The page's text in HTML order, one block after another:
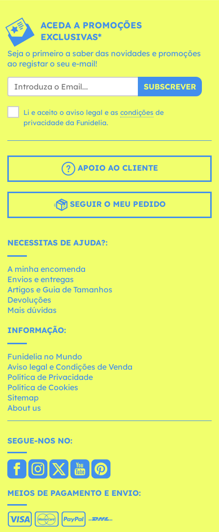
ACEDA A PROMOÇÕES
EXCLUSIVAS*
Seja o primeiro a saber das novidades e promoções
ao registar o seu e-mail!
SUBSCREVER
Li e aceito o aviso legal e as condições
privacidade da Funidelia.
APOIO AO CLIENTE
SEGUIR O MEU PEDIDO
NECESSITAS DE AJUDA?:
A minha encomenda
Envios e entregas
Artigos e Guia de Tamanhos
Devoluções
Mais dúvidas
INFORMAÇÃO:
Funidelia no Mundo
Aviso legal e Condições de Venda
Política de Privacidade
Política de Cookies
Sitemap
About us
SEGUE-NOS NO:
MEIOS DE PAGAMENTO E ENVIO: